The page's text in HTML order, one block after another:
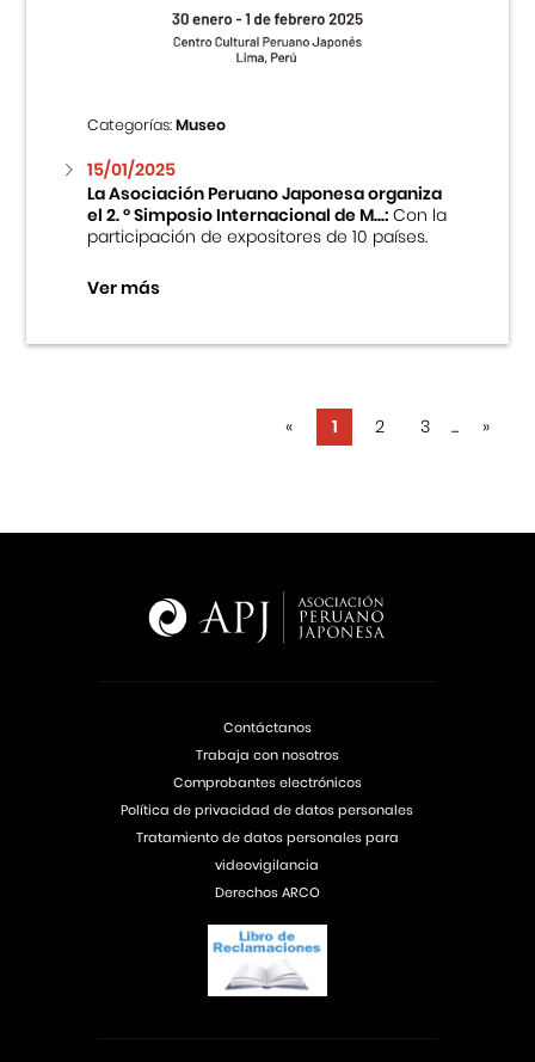
Categorías:Museo
15/01/2025
La Asociación Peruano Japonesa organiza
el 2. ° Simposio Internacional de M...:Con la
participación de expositores de 10 países.
Ver más
« 1 2 3 ... »
Contáctanos
Trabaja con nosotros
Comprobantes electrónicos
Política de privacidad de datos personales
Tratamiento de datos personales para
videovigilancia
Derechos ARCO